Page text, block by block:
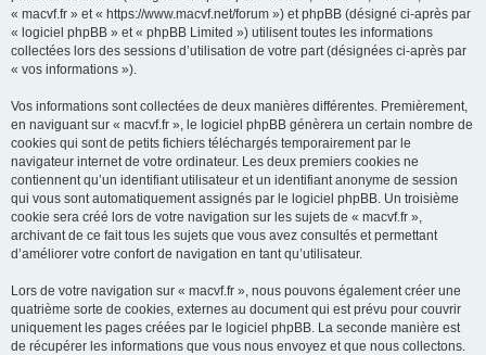
« macvf.fr » et « https://www.macvf.net/forum ») et phpBB (désigné ci-après par
« logiciel phpBB » et « phpBB Limited ») utilisent toutes les informations
collectées lors des sessions d’utilisation de votre part (désignées ci-après par
« vos informations »).
Vos informations sont collectées de deux manières différentes. Premièrement,
en naviguant sur « macvf.fr », le logiciel phpBB génèrera un certain nombre de
cookies qui sont de petits fichiers téléchargés temporairement par le
navigateur internet de votre ordinateur. Les deux premiers cookies ne
contiennent qu’un identifiant utilisateur et un identifiant anonyme de session
qui vous sont automatiquement assignés par le logiciel phpBB. Un troisième
cookie sera créé lors de votre navigation sur les sujets de « macvf.fr »,
archivant de ce fait tous les sujets que vous avez consultés et permettant
d’améliorer votre confort de navigation en tant qu’utilisateur.
Lors de votre navigation sur « macvf.fr », nous pouvons également créer une
quatrième sorte de cookies, externes au document qui est prévu pour couvrir
uniquement les pages créées par le logiciel phpBB. La seconde manière est
de récupérer les informations que vous nous envoyez et que nous collectons.